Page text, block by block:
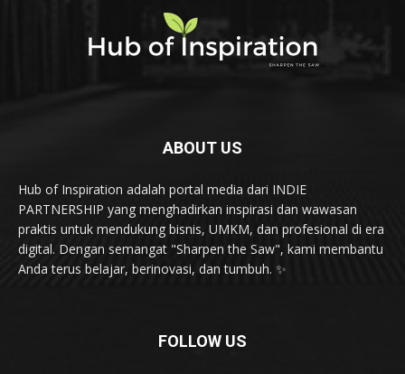
ABOUT US
Hub of Inspiration adalah portal media dari INDIE
PARTNERSHIP yang menghadirkan inspirasi dan wawasan
praktis untuk mendukung bisnis, UMKM, dan profesional di era
digital. Dengan semangat "Sharpen the Saw", kami membantu
Anda terus belajar, berinovasi, dan tumbuh. ✨
FOLLOW US